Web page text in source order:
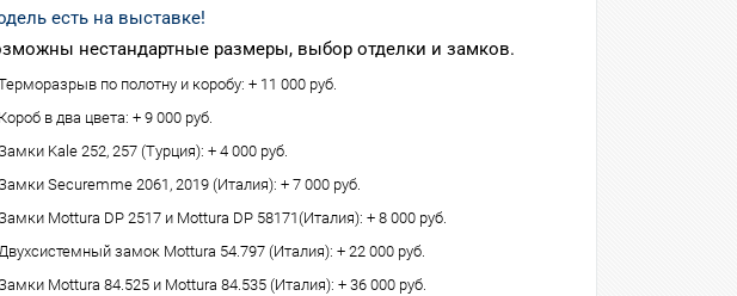
есть на выставке!
нестандартные размеры, выбор отделки и замков.
по полотну и коробу: + 11 000 руб.
в два цвета: + 9 000 руб.
Kale 252, 257 (Турция): + 4 000 руб.
Securemme 2061, 2019 (Италия): + 7 000 руб.
Mottura DP 2517 и Mottura DP 58171(Италия): + 8 000 руб.
замок Mottura 54.797 (Италия): + 22 000 руб.
Mottura 84.525 и Mottura 84.535 (Италия): + 36 000 руб.